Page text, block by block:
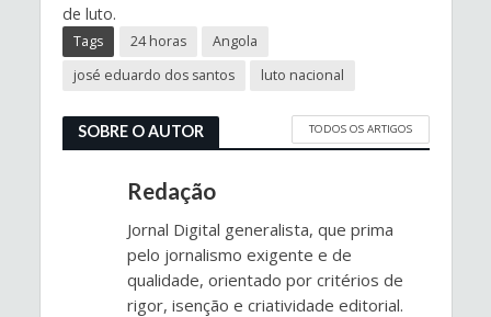
de luto.
Tags 24 horas
Angola
josé eduardo dos santos
luto nacional
SOBRE O AUTOR TODOS OS ARTIGOS
Redação
Jornal Digital generalista, que prima
pelo jornalismo exigente e de
qualidade, orientado por critérios de
rigor, isenção e criatividade editorial.